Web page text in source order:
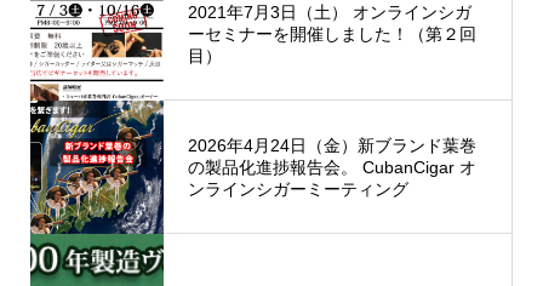
2021年7月3日（土） オンラインシガ
ーセミナーを開催しました！（第２回
目）
2026年4月24日（金）新ブランド葉巻
の製品化進捗報告会。 CubanCigar オ
ンラインシガーミーティング